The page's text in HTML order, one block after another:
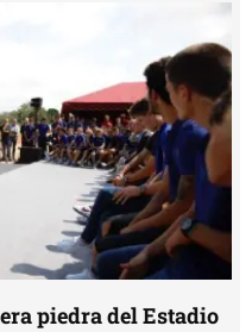
piedra del Estadio